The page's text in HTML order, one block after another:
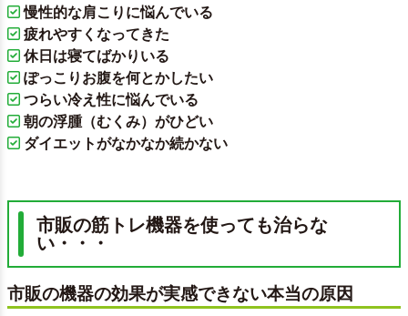
慢性的な肩こりに悩んでいる
疲れやすくなってきた
休日は寝てばかりいる
ぽっこりお腹を何とかしたい
つらい冷え性に悩んでいる
朝の浮腫（むくみ）がひどい
ダイエットがなかなか続かない
市販の筋トレ機器を使っても治らな
い・・・
市販の機器の効果が実感できない本当の原因